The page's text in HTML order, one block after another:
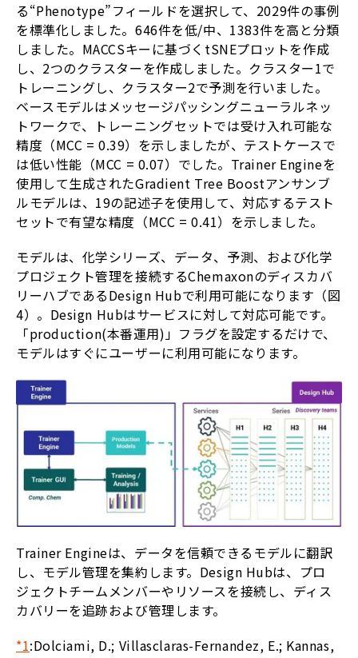
る“Phenotype”フィールドを選択して、2029件の事例
を標準化しました。646件を低/中、1383件を高と分類
しました。MACCSキーに基づくtSNEプロットを作成
し、2つのクラスターを作成しました。クラスター1で
トレーニングし、クラスター2で予測を行いました。
ベースモデルはメッセージパッシングニューラルネッ
トワークで、トレーニングセットでは受け入れ可能な
精度（MCC = 0.39）を示しましたが、テストケースで
は低い性能（MCC = 0.07）でした。Trainer Engineを
使用して生成されたGradient Tree Boostアンサンブ
ルモデルは、19の記述子を使用して、対応するテスト
セットで有望な精度（MCC = 0.41）を示しました。
モデルは、化学シリーズ、データ、予測、および化学
プロジェクト管理を接続するChemaxonのディスカバ
リーハブであるDesign Hubで利用可能になります（図
4）。Design Hubはサービスに対して対応可能です。
「production(本番運用)」フラグを設定するだけで、
モデルはすぐにユーザーに利用可能になります。
Trainer Engineは、データを信頼できるモデルに翻訳
し、モデル管理を集約します。Design Hubは、プロ
ジェクトチームメンバーやリソースを接続し、ディス
カバリーを追跡および管理します。
*1:Dolciami, D.; Villasclaras-Fernandez, E.; Kannas,